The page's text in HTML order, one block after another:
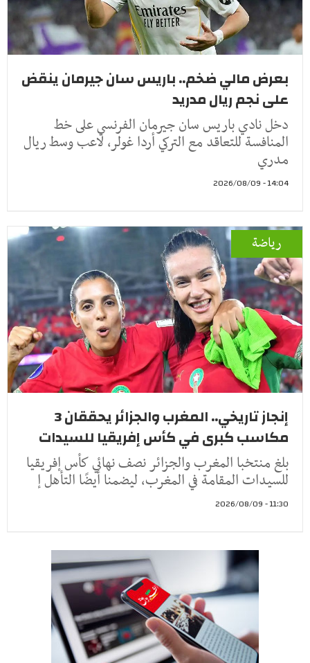
بعرض مالي ضخم.. باريس سان جيرمان ينقض
على نجم ريال مدريد
دخل نادي باريس سان جيرمان الفرنسي على خط
المنافسة للتعاقد مع التركي أردا غولر، لاعب وسط ريال
مدري
14:04 - 2026/08/09
رياضة
إنجاز تاريخي.. المغرب والجزائر يحققان 3
مكاسب كبرى في كأس إفريقيا للسيدات
بلغ منتخبا المغرب والجزائر نصف نهائي كأس إفريقيا
للسيدات المقامة في المغرب، ليضمنا أيضًا التأهل إ
11:30 - 2026/08/09